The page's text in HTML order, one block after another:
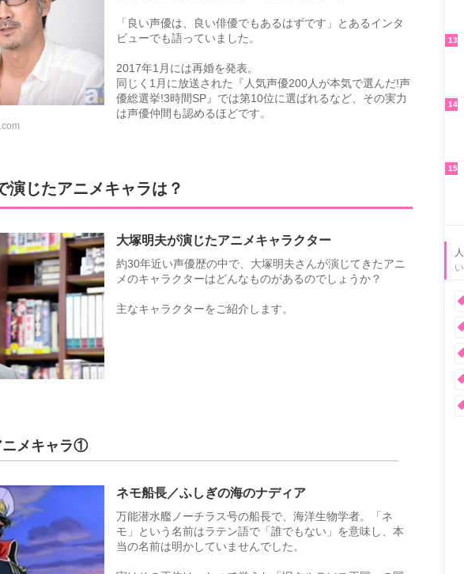
「良い声優は、良い俳優でもあるはずです」とあるインタ
ビューでも語っていました。
2017年1月には再婚を発表。
同じく1月に放送された『人気声優200人が本気で選んだ!声
優総選挙!3時間SP』では第10位に選ばれるなど、その実力
は声優仲間も認めるほどです。
演じたアニメキャラは？
大塚明夫が演じたアニメキャラクター
約30年近い声優歴の中で、大塚明夫さんが演じてきたアニ
メのキャラクターはどんなものがあるのでしょうか？
主なキャラクターをご紹介します。
ニメキャラ①
ネモ船長／ふしぎの海のナディア
万能潜水艦ノーチラス号の船長で、海洋生物学者。「ネ
モ」という名前はラテン語で「誰でもない」を意味し、本
当の名前は明かしていませんでした。
13
14
15